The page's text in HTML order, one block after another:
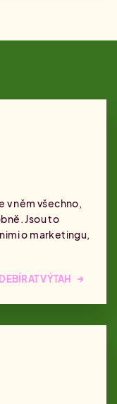
v něm všechno,
Jsou to
o marketingu,
VÝTAH →